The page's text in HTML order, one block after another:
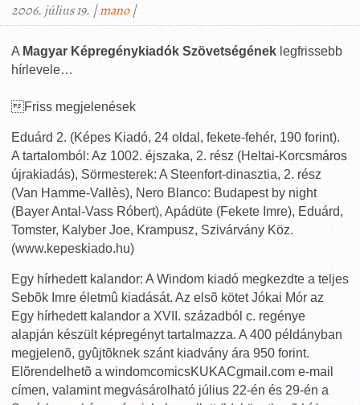
2006. július 19. |mano|
A Magyar Képregénykiadók Szövetségének legfrissebb
hírlevele…
Friss megjelenések
Eduárd 2. (Képes Kiadó, 24 oldal, fekete-fehér, 190 forint).
A tartalomból: Az 1002. éjszaka, 2. rész (Heltai-Korcsmáros
újrakiadás), Sörmesterek: A Steenfort-dinasztia, 2. rész
(Van Hamme-Vallès), Nero Blanco: Budapest by night
(Bayer Antal-Vass Róbert), Apádüte (Fekete Imre), Eduárd,
Tomster, Kalyber Joe, Krampusz, Szivárvány Köz.
(www.kepeskiado.hu)
Egy hírhedett kalandor: A Windom kiadó megkezdte a teljes
Sebõk Imre életmû kiadását. Az elsõ kötet Jókai Mór az
Egy hírhedett kalandor a XVII. századból c. regénye
alapján készült képregényt tartalmazza. A 400 példányban
megjelenõ, gyûjtõknek szánt kiadvány ára 950 forint.
Elõrendelhetõ a windomcomicsKUKACgmail.com e-mail
címen, valamint megvásárolható július 22-én és 29-én a